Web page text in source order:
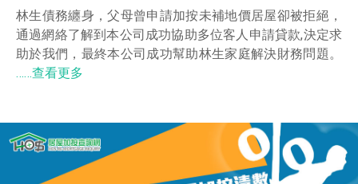
林生債務纏身，父母曾申請加按未補地價居屋卻被拒絕，
通過網絡了解到本公司成功協助多位客人申請貸款,決定求
助於我們，最終本公司成功幫助林生家庭解決財務問題。
……查看更多